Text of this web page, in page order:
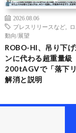
2026.08.06
プレスリリースなど
動向/展望
ROBO-HI、吊り下
ンに代わる超重量級
200tAGVで「落下リ
解消と説明